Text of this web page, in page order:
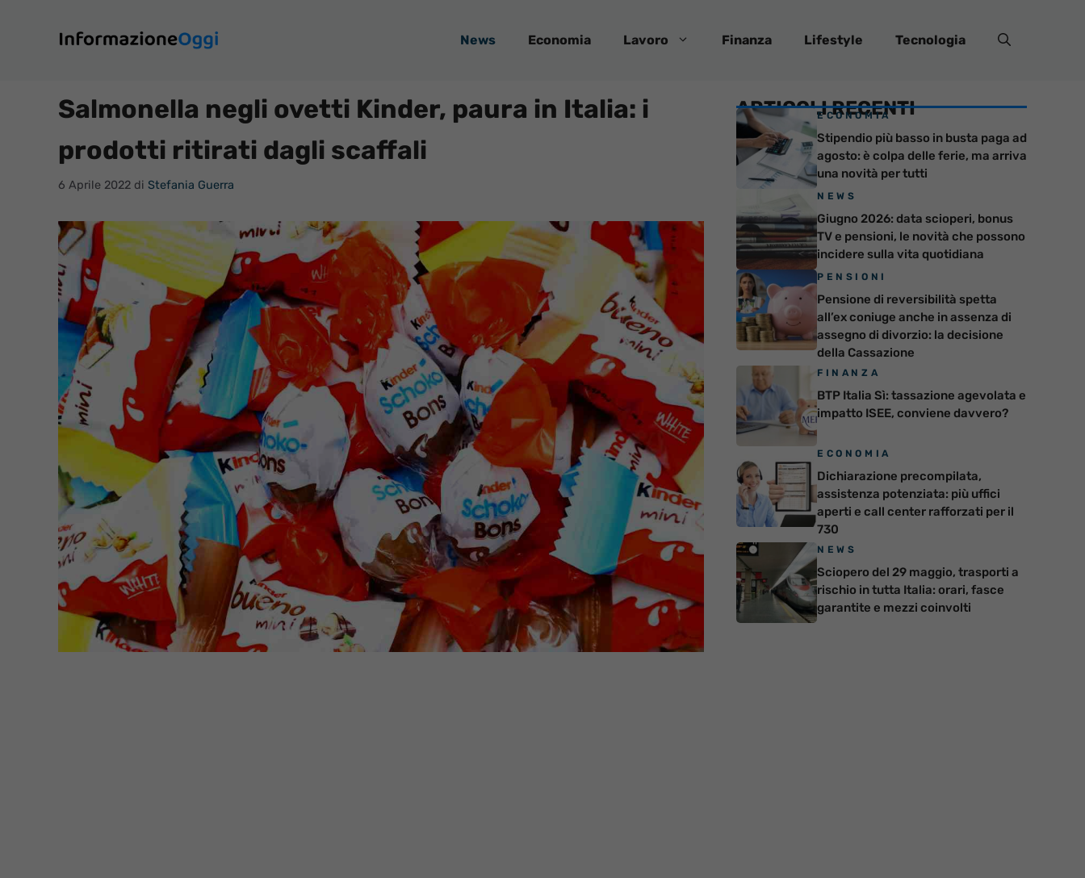
contenuto
News Economia Lavoro Finanza Lifestyle Tecnologia
Salmonella negli ovetti Kinder, paura in Italia: i
prodotti ritirati dagli scaffali
6 Aprile 2022 di Stefania Guerra
ARTICOLI RECENTI
ECONOMIA
Stipendio più basso in busta paga ad
agosto: è colpa delle ferie, ma arriva
una novità per tutti
NEWS
Giugno 2026: data scioperi, bonus
TV e pensioni, le novità che possono
incidere sulla vita quotidiana
PENSIONI
Pensione di reversibilità spetta
all’ex coniuge anche in assenza di
assegno di divorzio: la decisione
della Cassazione
FINANZA
BTP Italia Sì: tassazione agevolata e
impatto ISEE, conviene davvero?
ECONOMIA
Dichiarazione precompilata,
assistenza potenziata: più uffici
aperti e call center rafforzati per il
730
NEWS
Sciopero del 29 maggio, trasporti a
rischio in tutta Italia: orari, fasce
garantite e mezzi coinvolti